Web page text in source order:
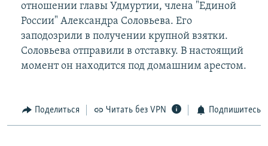
отношении главы Удмуртии, члена "Единой
России" Александра Соловьева. Его
заподозрили в получении крупной взятки.
Соловьева отправили в отставку. В настоящий
момент он находится под домашним арестом.
Поделиться Читать без VPN Подпишитесь